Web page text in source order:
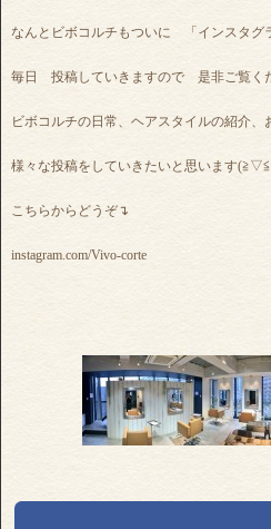
なんとビボコルチもついに 「インスタグ
毎日 投稿していきますので 是非ご覧く
ビボコルチの日常、ヘアスタイルの紹介、
様々な投稿をしていきたいと思います
こちらからどうぞ↴
instagram.com/Vivo-corte